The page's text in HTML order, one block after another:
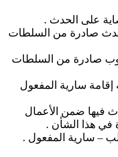
على الحدث .
صادرة من السلطات
صادرة من السلطات
سارية المفعول
فيها ضمن الأعمال
في هذا الشأن .
– سارية المفعول .